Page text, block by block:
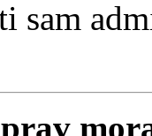
sam